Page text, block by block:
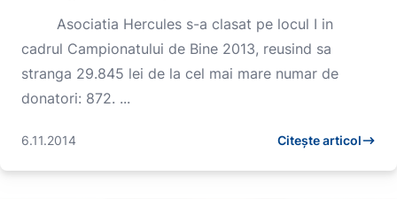
Asociatia Hercules s-a clasat pe locul I in
cadrul Campionatului de Bine 2013, reusind sa
stranga 29.845 lei de la cel mai mare numar de
donatori: 872. ...
6.11.2014 Citește articol